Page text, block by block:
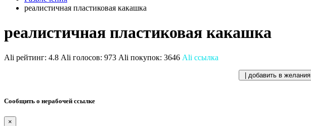
реалистичная пластиковая какашка
реалистичная пластиковая какашка
Ali рейтинг: 4.8 Ali голосов: 973 Ali покупок: 3646 Ali ссылка
| добавить в желания
Сообщить о нерабочей ссылке
×